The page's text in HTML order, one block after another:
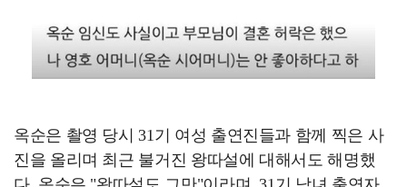
옥순은 촬영 당시 31기 여성 출연진들과 함께 찍은 사
진을 올리며 최근 불거진 왕따설에 대해서도 해명했